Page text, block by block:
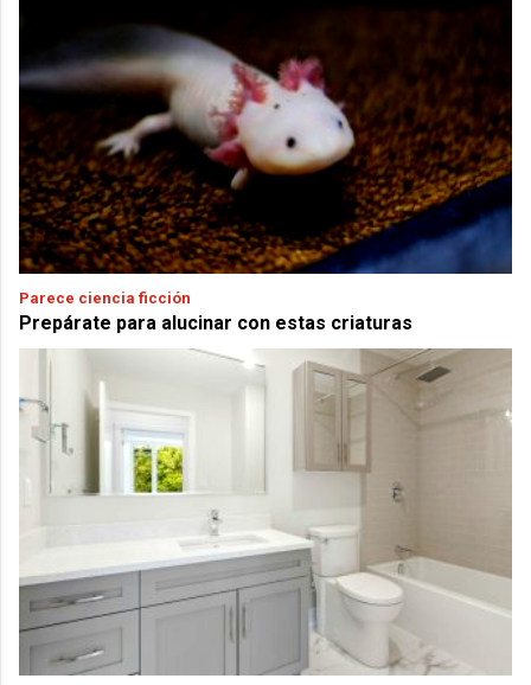
Parece ciencia ficción
Prepárate para alucinar con estas criaturas